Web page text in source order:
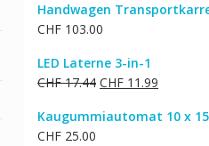
Handwagen
CHF 103.00
LED Laterne 3-in-1
CHF17.44 Ursprünglicher
war:
CHF 11.99
ist:
Kaugummiautomat 10 x
CHF 25.00